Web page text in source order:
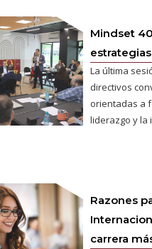
Mindset
La última
directivos
orientadas a
liderazgo y la
Razones
carrera